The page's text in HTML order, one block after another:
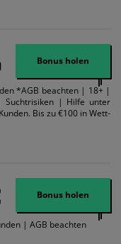
Bonus holen
*AGB beachten | 18+ |
Suchtrisiken | Hilfe unter
Bis zu €100 in Wett-
Einzahlung in
gleichen Wert platzieren
Ausnahmen. Der Bonus-
benutzt werden, jedoch
Bonus holen
| AGB beachten